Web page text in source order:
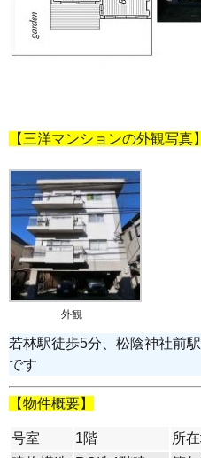
【三洋マンションの外観写真】
外観
若林駅徒歩5分、松陰神社前
です
【物件概要】
号室 1階 所